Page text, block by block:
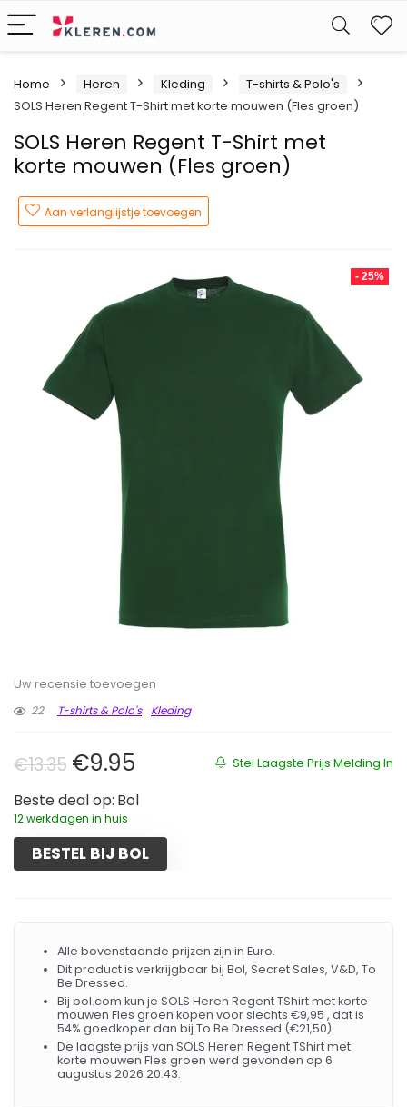
Home Heren Kleding
T-shirts & Polo's
SOLS Heren Regent T-Shirt met korte mouwen (Fles groen)
SOLS Heren Regent T-Shirt met
korte mouwen (Fles groen)
Aan verlanglijstje toevoegen
- 25%
Uw recensie toevoegen
22
T-shirts & Polo's Kleding
Stel Laagste Prijs Melding In
€13.35 Oorspronkelijke prijs was: €13.35.
€9.95Huidige prijs is: €9.95.
Beste deal op: Bol
12 werkdagen in huis
BESTEL BIJ BOL
Alle bovenstaande prijzen zijn in Euro.
Dit product is verkrijgbaar bij Bol, Secret Sales, V&D, To
Be Dressed.
Bij bol.com kun je SOLS Heren Regent TShirt met korte
mouwen Fles groen kopen voor slechts €9,95 , dat is
54% goedkoper dan bij To Be Dressed (€21,50).
De laagste prijs van SOLS Heren Regent TShirt met
korte mouwen Fles groen werd gevonden op 6
augustus 2026 20:43.